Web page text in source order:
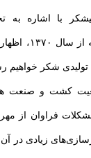
با اشاره به
کشاورزی و
کشت و صنعت
زیادی در